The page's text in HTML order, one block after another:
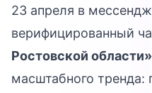
23 апреля в
верифицированный
Ростовской области»
масштабного тренда: